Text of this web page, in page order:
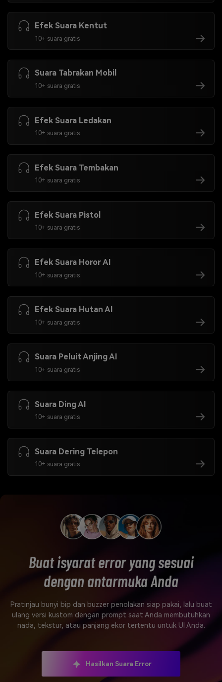
Efek Suara Kentut
10+ suara gratis
Suara Tabrakan Mobil
10+ suara gratis
Efek Suara Ledakan
10+ suara gratis
Efek Suara Tembakan
10+ suara gratis
Efek Suara Pistol
10+ suara gratis
Efek Suara Horor AI
10+ suara gratis
Efek Suara Hutan AI
10+ suara gratis
Suara Peluit Anjing AI
10+ suara gratis
Suara Ding AI
10+ suara gratis
Suara Dering Telepon
10+ suara gratis
Buat isyarat error yang sesuai
dengan antarmuka Anda
Pratinjau bunyi bip dan buzzer penolakan siap pakai, lalu buat
ulang versi kustom dengan prompt saat Anda membutuhkan
nada, tekstur, atau panjang ekor tertentu untuk UI Anda.
Hasilkan Suara Error